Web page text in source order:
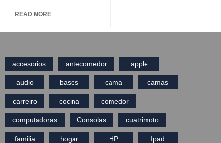
READ MORE
accesorios antecomedor apple
audio bases cama camas
carreiro cocina comedor
computadoras Consolas cuatrimoto
familia hogar HP Ipad